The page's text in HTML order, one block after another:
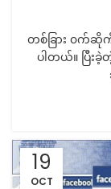
တစ်ခြား ၀က်ဆို
ပါတယ်။ ပြီး
19
OCT